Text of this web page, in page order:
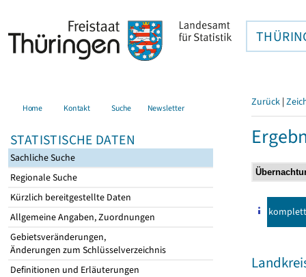
Home Kontakt Suche Newsletter
STATISTISCHE DATEN
Sachliche Suche
Regionale Suche
Kürzlich bereitgestellte Daten
Allgemeine Angaben, Zuordnungen
Gebietsveränderungen,
Änderungen zum Schlüsselverzeichnis
Definitionen und Erläuterungen
Zurück |
komplett